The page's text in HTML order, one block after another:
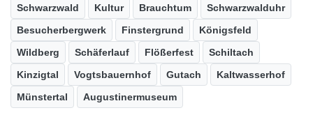
Schwarzwald Kultur Brauchtum
Schwarzwalduhr
Besucherbergwerk
Finstergrund
Königsfeld
Wildberg
Schäferlauf Flößerfest
Schiltach
Kinzigtal
Vogtsbauernhof Gutach
Kaltwasserhof
Münstertal
Augustinermuseum